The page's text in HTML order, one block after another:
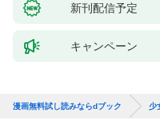
新刊配信予定
キャンペーン
漫画無料試し読みならdブック 少